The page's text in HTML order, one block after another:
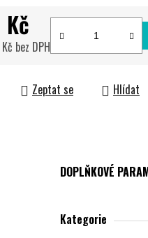
bez DPH
Zeptat se Hlídat
DOPLŇKOVÉ
Kategorie